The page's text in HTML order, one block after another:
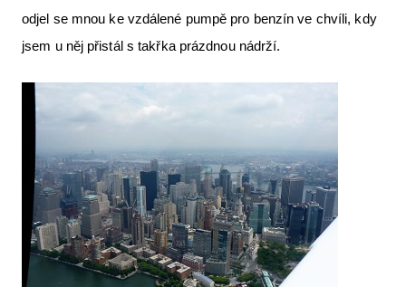
odjel se mnou ke vzdálené pumpě pro benzín ve chvíli, kdy
jsem u něj přistál s takřka prázdnou nádrží.